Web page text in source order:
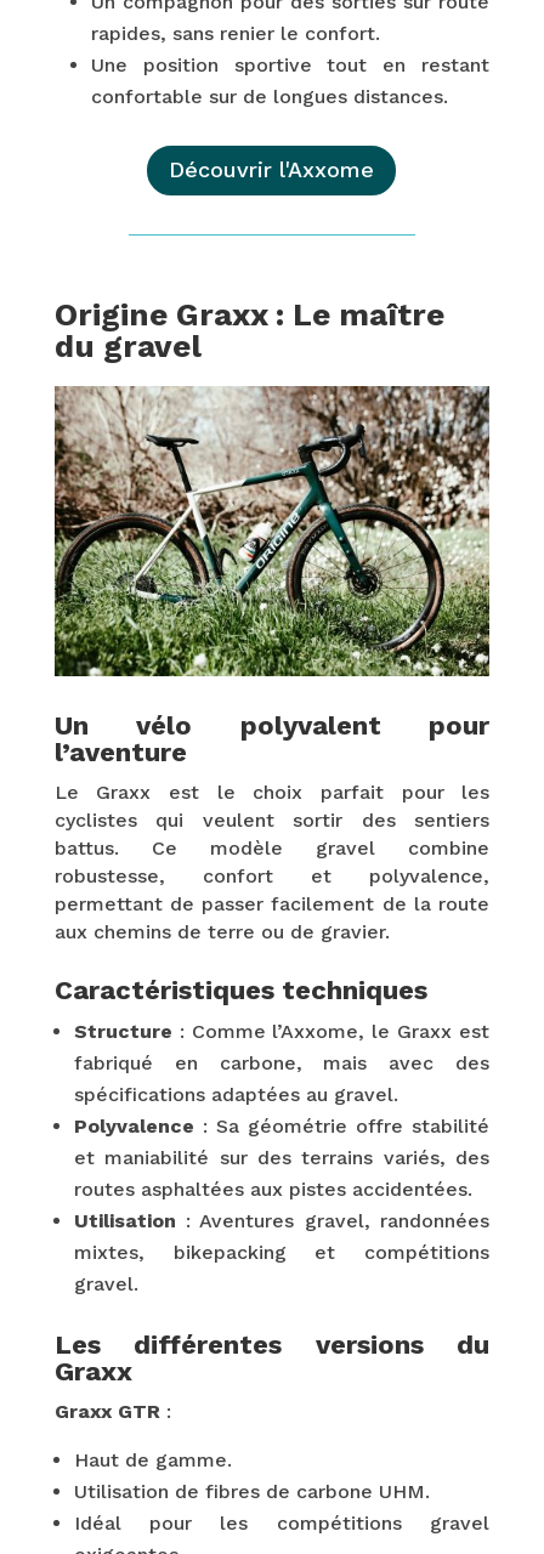
rapides, sans renier le confort.
Une position sportive tout en restant
confortable sur de longues distances.
Découvrir l'Axxome
Origine Graxx : Le maître
du gravel
Un vélo polyvalent pour
l’aventure
Le Graxx est le choix parfait pour les
cyclistes qui veulent sortir des sentiers
battus. Ce modèle gravel combine
robustesse, confort et polyvalence,
permettant de passer facilement de la route
aux chemins de terre ou de gravier.
Caractéristiques techniques
Structure : Comme l’Axxome, le Graxx est
fabriqué en carbone, mais avec des
spécifications adaptées au gravel.
Polyvalence : Sa géométrie offre stabilité
et maniabilité sur des terrains variés, des
routes asphaltées aux pistes accidentées.
Utilisation : Aventures gravel, randonnées
mixtes, bikepacking et compétitions
gravel.
Les différentes versions du
Graxx
Graxx GTR :
Haut de gamme.
Utilisation de fibres de carbone UHM.
Idéal pour les compétitions gravel